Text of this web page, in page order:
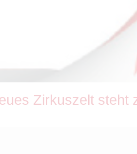
Zirkuszelt steht